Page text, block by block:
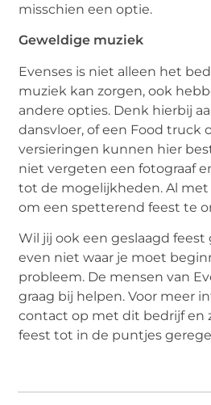
misschien een optie.
Geweldige muziek
Evenses is niet alleen het
muziek kan zorgen, ook
andere opties. Denk hierbij
dansvloer, of een Food truck
versieringen kunnen hier
niet vergeten een fotograaf
tot de mogelijkheden. Al met
om een spetterend feest te
Wil jij ook een geslaagd feest
even niet waar je moet
probleem. De mensen van
graag bij helpen. Voor meer
contact op met dit bedrijf en
feest tot in de puntjes